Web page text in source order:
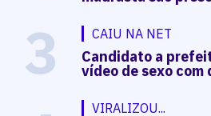
3 CAIU NA NET
Candidato a
vídeo de sexo com
VIRALIZOU...